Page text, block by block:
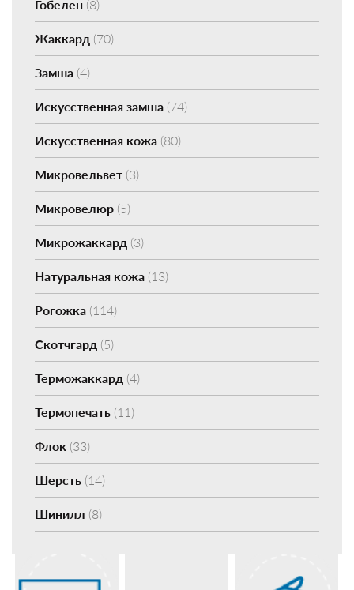
Гобелен (8)
Жаккард (70)
Замша (4)
Искусственная замша (74)
Искусственная кожа (80)
Микровельвет (3)
Микровелюр (5)
Микрожаккард (3)
Натуральная кожа (13)
Рогожка (114)
Скотчгард (5)
Терможаккард (4)
Термопечать (11)
Флок (33)
Шерсть (14)
Шинилл (8)